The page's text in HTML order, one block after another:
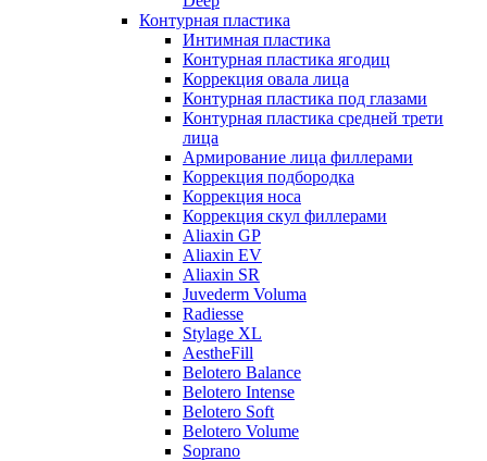
Контурная пластика
Интимная пластика
Контурная пластика ягодиц
Коррекция овала лица
Контурная пластика под глазами
Контурная пластика средней трети
лица
Армирование лица филлерами
Коррекция подбородка
Коррекция носа
Коррекция скул филлерами
Aliaxin GP
Aliaxin EV
Aliaxin SR
Juvederm Voluma
Radiesse
Stylage XL
AestheFill
Belotero Balance
Belotero Intense
Belotero Soft
Belotero Volume
Soprano